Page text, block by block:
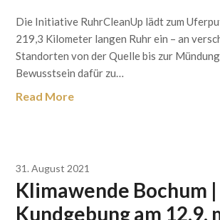
Die Initiative RuhrCleanUp lädt zum
219,3 Kilometer langen Ruhr ein – an
Standorten von der Quelle bis zur
Bewusstsein dafür zu…
Read More
31. August 2021
Klimawende Bochum |
Kundgebung am 12.9.